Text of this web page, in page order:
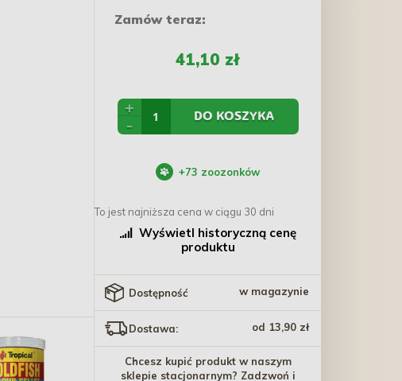
Zamów teraz:
41,10 zł
+
-
DO KOSZYKA
+73 zoozonków
To jest najniższa cena w ciągu 30 dni
Wyświetl historyczną cenę
produktu
Dostępność w magazynie
Dostawa: od 13,90 zł
Chcesz kupić produkt w naszym
sklepie stacjonarnym? Zadzwoń i